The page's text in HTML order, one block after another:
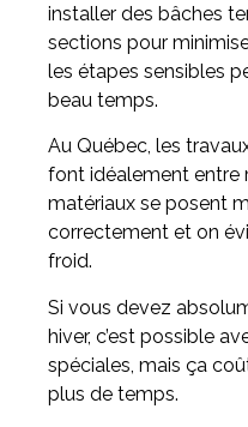
installer des bâches
sections pour
les étapes sensibles
beau temps.
Au Québec, les
font idéalement entre
matériaux se posent
correctement et on
froid.
Si vous devez
hiver, c’est possible
spéciales, mais ça
plus de temps.